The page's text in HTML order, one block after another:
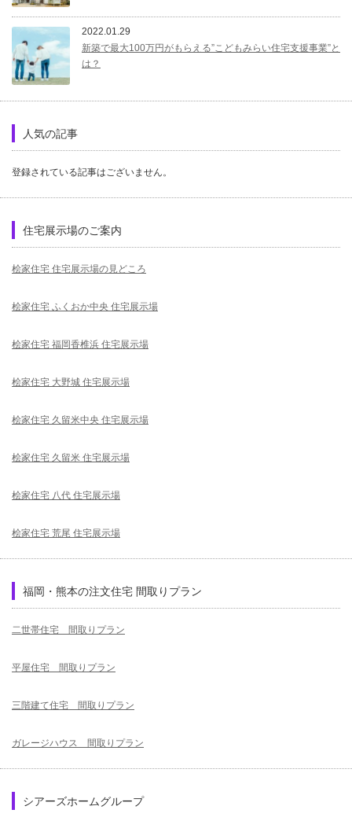
2022.01.29
新築で最大100万円がもらえる”こどもみらい住宅支援事業”と
は？
人気の記事
登録されている記事はございません。
住宅展示場のご案内
桧家住宅 住宅展示場の見どころ
桧家住宅 ふくおか中央 住宅展示場
桧家住宅 福岡香椎浜 住宅展示場
桧家住宅 大野城 住宅展示場
桧家住宅 久留米中央 住宅展示場
桧家住宅 久留米 住宅展示場
桧家住宅 八代 住宅展示場
桧家住宅 荒尾 住宅展示場
福岡・熊本の注文住宅 間取りプラン
二世帯住宅 間取りプラン
平屋住宅 間取りプラン
三階建て住宅 間取りプラン
ガレージハウス 間取りプラン
シアーズホームグループ